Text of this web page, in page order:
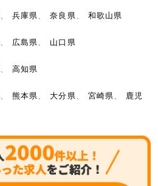
兵庫県 、奈良県
和歌山県
広島県
山口県
高知県
熊本県 大分県 宮崎県
鹿児